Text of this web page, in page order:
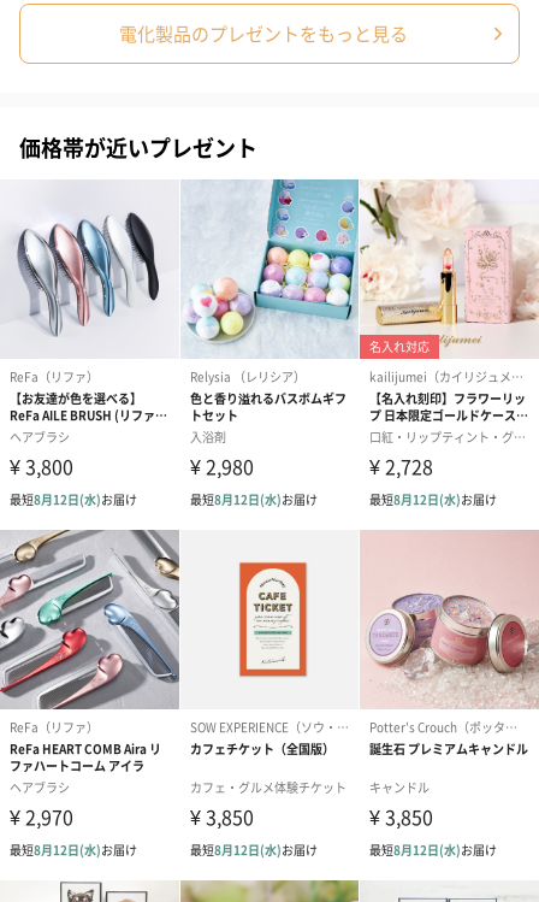
円）
ク）M（550円）
ラッピングを施してお届けいたします。
ゴールド（390円） ピンク（390円） グリーン（
のしカード
商品の形質上、のしを直接添付できない商品にのし風のカードを
同梱します。
※のし下はご記入いただけません。
※カードのデザインは一部変更する場合があります。
結婚祝い（御結婚御
祝）（110円）
出産祝い（御出産御
祝）（110円）
内祝い_蝶結
（110円）
電化製品のプレゼントをもっと見る
価格帯が近いプレゼント